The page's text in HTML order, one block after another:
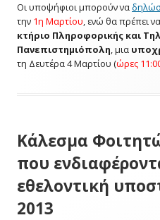
Οι υποψήφιοι μπορούν να
την 1η Μαρτίου , ενώ θα πρέπει
κτήριο Πληροφορικής και
Πανεπιστημιόπολη , μια
τη Δευτέρα 4 Μαρτίου (ώρες
Κάλεσμα
που
εθελοντική
2013